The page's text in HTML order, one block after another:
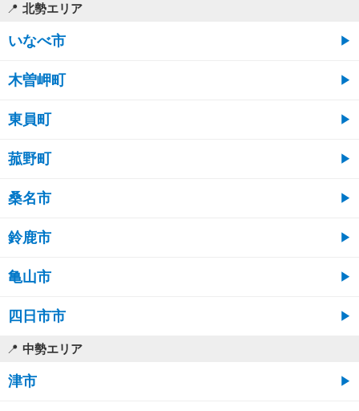
北勢エリア
いなべ市
木曽岬町
東員町
菰野町
桑名市
鈴鹿市
亀山市
四日市市
中勢エリア
津市